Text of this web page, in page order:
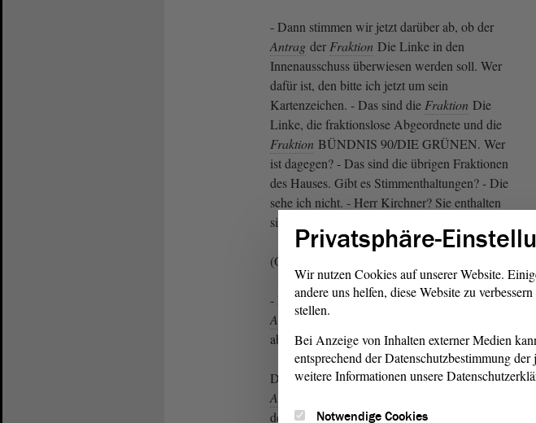
- Dann stimmen wir jetzt darüber ab, ob der
Antrag der Fraktion Die Linke in den
Innenausschuss überwiesen werden soll. Wer
dafür ist, den bitte ich jetzt um sein
Kartenzeichen. - Das sind die Fraktion Die
Linke, die fraktionslose Abgeordnete und die
Fraktion BÜNDNIS 90/DIE GRÜNEN. Wer
ist dagegen? - Das sind die übrigen Fraktionen
des Hauses. Gibt es Stimmenthaltungen? - Die
sehe ich nicht. - Herr Kirchner? Sie enthalten
sich der Stimme?
(Oliver Kirchner, AfD: Nein!)
- Nein. Also ist die Überweisung in den
Ausschussfür Inneres und Sport mehrheitlich
abgelehnt worden.
Damit kommen wir zur Abstimmung über den
Antrag
den bitte ich jetzt um sein Kartenzeichen. - Das
Privatsphäre-
Wir nutzen Cookies auf unserer Website.
andere uns helfen, diese Website zu
stellen.
Bei Anzeige von Inhalten externer Medien
entsprechend der Datenschutzbestimmung
weitere Informationen unsere
Notwendige Cookies